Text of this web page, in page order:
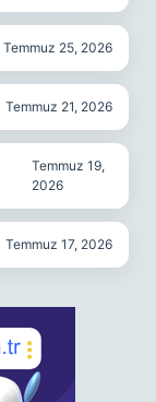
Temmuz 25, 2026
Temmuz 21, 2026
Temmuz 19,
2026
Temmuz 17, 2026